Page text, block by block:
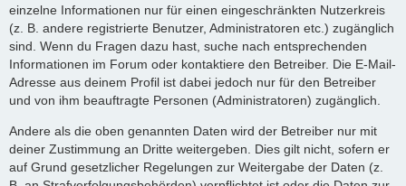
einzelne Informationen nur für einen eingeschränkten Nutzerkreis
(z. B. andere registrierte Benutzer, Administratoren etc.) zugänglich
sind. Wenn du Fragen dazu hast, suche nach entsprechenden
Informationen im Forum oder kontaktiere den Betreiber. Die E-Mail-
Adresse aus deinem Profil ist dabei jedoch nur für den Betreiber
und von ihm beauftragte Personen (Administratoren) zugänglich.
Andere als die oben genannten Daten wird der Betreiber nur mit
deiner Zustimmung an Dritte weitergeben. Dies gilt nicht, sofern er
auf Grund gesetzlicher Regelungen zur Weitergabe der Daten (z.